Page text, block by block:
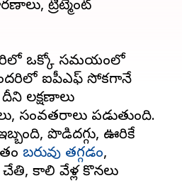
ట్రీట్మెంట్
ఒక్కో సమయంలో
ఐపీఎఫ్ సోకగానే
లక్షణాలు
పడుతుంది.
పొడిదగ్గు, ఊరికే
బరువు తగ్గడం,
కాలి వేళ్ల కొనలు